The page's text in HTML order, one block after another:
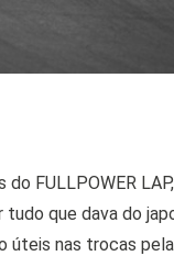
FULLPOWER
que dava do
úteis nas trocas